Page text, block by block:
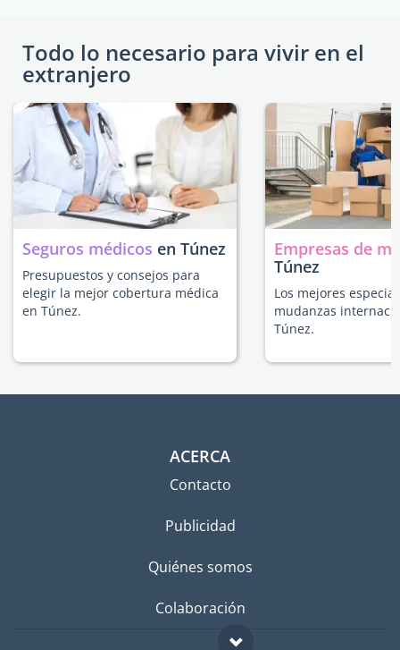
Todo lo necesario para vivir en el
extranjero
Seguros médicos en Túnez
Presupuestos y consejos para
elegir la mejor cobertura médica
en Túnez.
Empresas de
Túnez
Los mejores
mudanzas
Túnez.
ACERCA
Contacto
Publicidad
Quiénes somos
Colaboración